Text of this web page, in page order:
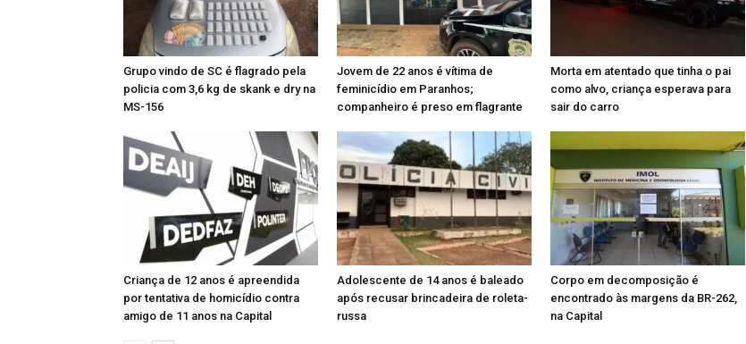
Grupo vindo de SC é flagrado pela
policia com 3,6 kg de skank e dry na
MS-156
Jovem de 22 anos é vítima de
feminicídio em Paranhos;
companheiro é preso em flagrante
Morta em atentado que tinha o pai
como alvo, criança esperava para
sair do carro
Criança de 12 anos é apreendida
por tentativa de homicídio contra
amigo de 11 anos na Capital
Adolescente de 14 anos é baleado
após recusar brincadeira de roleta-
russa
Corpo em decomposição é
encontrado às margens da BR-262,
na Capital